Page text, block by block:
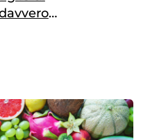
l’appello
Lorenzo